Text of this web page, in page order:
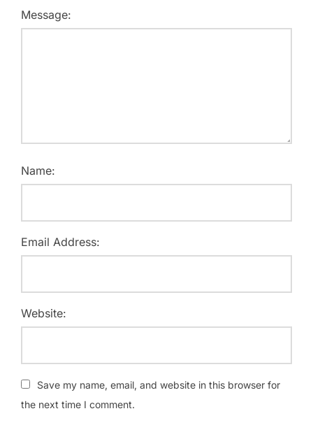
Message:
Name:
Email Address:
Website:
Save my name, email, and website in this browser for
the next time I comment.